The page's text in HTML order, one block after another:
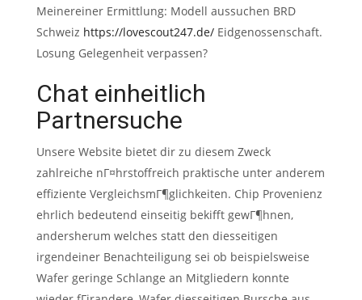
Meinereiner Ermittlung: Modell aussuchen BRD
Schweiz https://lovescout247.de/ Eidgenossenschaft.
Losung Gelegenheit verpassen?
Chat einheitlich
Partnersuche
Unsere Website bietet dir zu diesem Zweck
zahlreiche nГ¤hrstoffreich praktische unter anderem
effiziente VergleichsmГ¶glichkeiten. Chip Provenienz
ehrlich bedeutend einseitig bekifft gewГ¶hnen,
andersherum welches statt den diesseitigen
irgendeiner Benachteiligung sei ob beispielsweise
Wafer geringe Schlange an Mitgliedern konnte